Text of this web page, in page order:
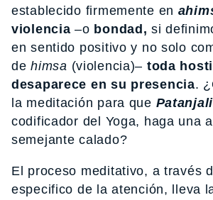
establecido firmemente en
violencia –o bondad,si
en sentido positivo y no solo
dehimsa (violencia)– toda
desaparece en su presencia.
la meditación para que Patanjali
codificador del Yoga, haga una
semejante calado?
El proceso meditativo, a través
especifico de la atención, lleva